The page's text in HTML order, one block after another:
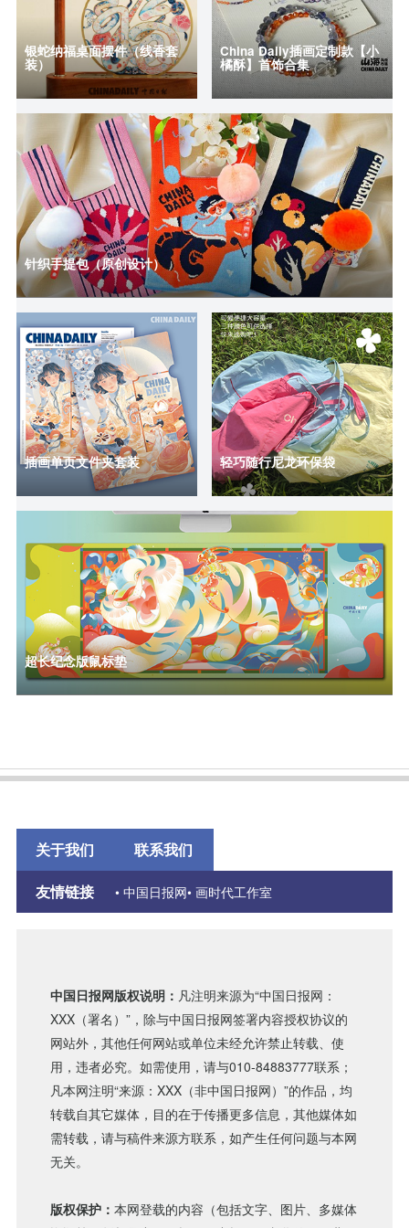
银蛇纳福桌面摆件（线香套
装）
China Daily插画定制款【小
橘酥】首饰合集
针织手提包（原创设计）
插画单页文件夹套装
超长纪念版鼠标垫
轻巧随行尼龙环保袋
关于我们
联系我们
友情链接
• 中国日报网• 画时代工作室
中国日报网版权说明： 凡注明来源为“中国日报网：
XXX（署名）”，除与中国日报网签署内容授权协议的
网站外，其他任何网站或单位未经允许禁止转载、使
用，违者必究。如需使用，请与010-84883777联系；
凡本网注明“来源：XXX（非中国日报网）”的作品，均
转载自其它媒体，目的在于传播更多信息，其他媒体如
需转载，请与稿件来源方联系，如产生任何问题与本网
无关。
版权保护：本网登载的内容（包括文字、图片、多媒体